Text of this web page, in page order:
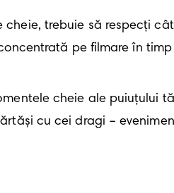
cheie, trebuie să respecți
pe filmare în
cheie ale puiuţului
cu cei dragi –